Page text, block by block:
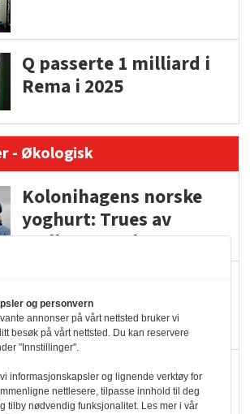
Q passerte 1 milliard i
Rema i 2025
- Økologisk
Kolonihagens norske
yoghurt: Trues av
melkemangel
Økologisk Norge sin
hederspris
Blir enklere å velge
økologisk i butikkhylla
og personvern
annonser på vårt nettsted bruker vi
besøk på vårt nettsted. Du kan reservere
"Innstillinger".
informasjonskapsler og lignende verktøy for
nettlesere, tilpasse innhold til deg
tilby nødvendig funksjonalitet. Les mer i vår